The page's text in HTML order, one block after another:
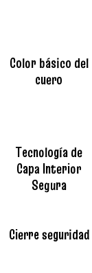
Color básico del
cuero
Tecnología de
Capa Interior
Segura
Cierre seguridad